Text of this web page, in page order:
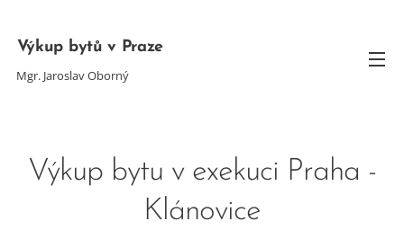
Výkup bytů v Praze
Mgr. Jaroslav Oborný
Výkup bytu v exekuci Praha -
Klánovice